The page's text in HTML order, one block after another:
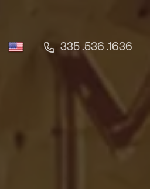
335 .536 .1636